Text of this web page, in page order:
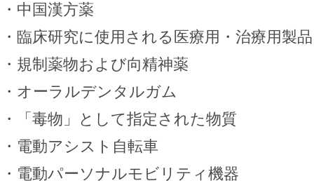
・中国漢方薬
・臨床研究に使用される医療用・治療用製品
・規制薬物および向精神薬
・オーラルデンタルガム
・「毒物」として指定された物質
・電動アシスト自転車
・電動パーソナルモビリティ機器